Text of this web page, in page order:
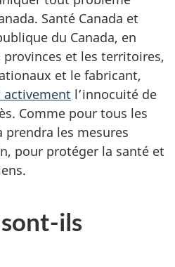
Santé Canada et
du Canada, en
et les territoires,
et le fabricant,
l’innocuité de
Comme pour tous les
prendra les mesures
pour protéger la santé et
ils